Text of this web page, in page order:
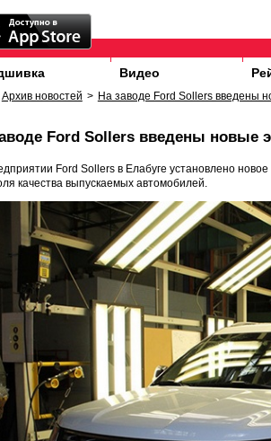
Видео
Архив новостей > На заводе Ford Sollers введены
Ford Sollers введены новые
Ford Sollers в Елабуге установлено
качества выпускаемых автомобилей.